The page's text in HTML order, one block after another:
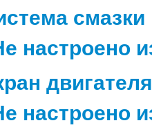
смазки
двигателя